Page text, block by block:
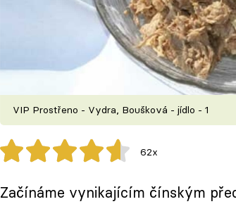
VIP Prostřeno - Vydra, Boušková - jídlo - 1
62x
Začínáme vynikajícím čínským